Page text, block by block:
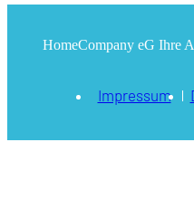
HomeCompany eG Ihre
Impressum